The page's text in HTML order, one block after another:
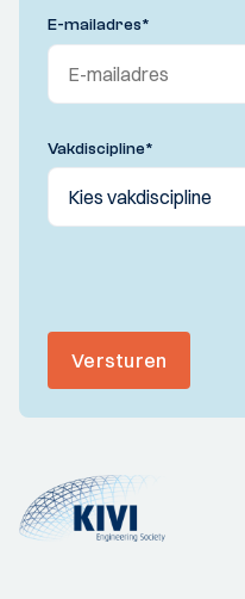
E-mailadres*
Vakdiscipline*
Versturen